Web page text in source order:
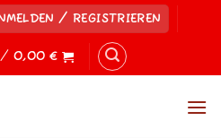
/ REGISTRIEREN
/0,00€